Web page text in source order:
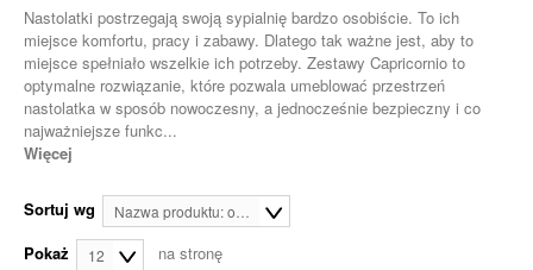
Nastolatki postrzegają swoją sypialnię bardzo osobiście. To ich
miejsce komfortu, pracy i zabawy. Dlatego tak ważne jest, aby to
miejsce spełniało wszelkie ich potrzeby. Zestawy Capricornio to
optymalne rozwiązanie, które pozwala umeblować przestrzeń
nastolatka w sposób nowoczesny, a jednocześnie bezpieczny i co
najważniejsze funkc...
Więcej
Sortuj wg
Pokaż 12 na stronę